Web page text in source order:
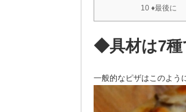
10 ♦最後に
◆具材は7種
一般的なピザはこのよう